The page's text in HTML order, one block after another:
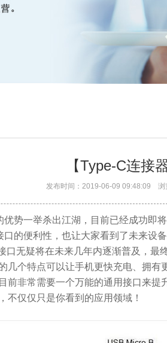
【Type-C连接
发布时间：2019-06-09 09:48:09
优势一举杀出江湖，目前已经成功即
口的便利性，也让大家看到了未来设
口无疑将在未来几年内逐渐普及，
几个特点可以让手机更快充电、拥
前非常需要一个万能的通用接口来
不仅仅只是你看到的应用领域！